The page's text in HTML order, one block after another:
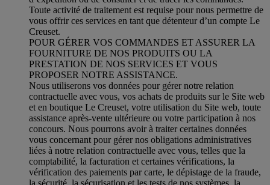
Toute activité de traitement est requise pour nous permettre de
vous offrir ces services en tant que détenteur d’un compte Le
Creuset.
POUR GÉRER VOS COMMANDES ET ASSURER LA
FOURNITURE DE NOS PRODUITS OU LA
PRESTATION DE NOS SERVICES ET VOUS
PROPOSER NOTRE ASSISTANCE.
Nous utiliserons vos données pour gérer notre relation
contractuelle avec vous, vos achats de produits sur le Site web
et en boutique Le Creuset, votre utilisation du Site web, toute
assistance après-vente ultérieure ou votre participation à nos
concours. Nous pourrons avoir à traiter certaines données
vous concernant pour gérer nos obligations administratives
liées à notre relation contractuelle avec vous, telles que la
comptabilité, la facturation et certaines vérifications, la
vérification des paiements par carte, le dépistage de la fraude,
la sécurité, la sécurisation et les tests de nos systèmes, la